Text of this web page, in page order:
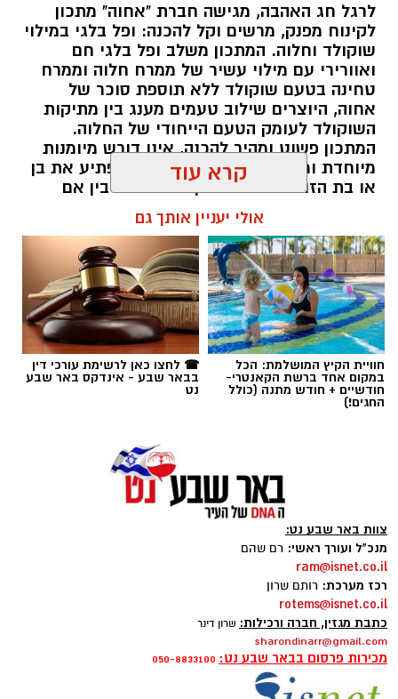
ai
מצרכים (ל-2 מנות)
4 ביצים
½ פלפל אדום, חתוך לקוביות קטנות
½ פלפל צהוב, חתוך לקוביות קטנות
¼ פלפל ירוק, חתוך לקוביות קטנות
½ בצל קטן קצוץ דק (לא חובה)
2 כפות פטרוזיליה קצוצה
2 כפות עירית קצוצה
2 כפות גבינה בולגרית מפוררת (לא חובה)
½ כפית פפריקה מתוקה
קורט כורכום (לצבע)
מלח ופלפל שחור לפי הטעם
מחממים מחבת עם שמן הזית והחמאה.
מטגנים את הבצל במשך כ-2 דקות.
דקות, עד שהן מתרככות אך נשארות מעט
פריכות.
בקערה טורפים את הביצים עם המלח,
הפלפל, הפפריקה והכורכום.
מוסיפים את עשבי התיבול ואת הגבינה (אם
לרגל חג האהבה, מגישה חברת "אחוה" מתכון
לקינוח מפנק, מרשים וקל להכנה: ופל בלגי במילוי
שוקולד וחלוה. המתכון משלב ופל בלגי חם
ואוורירי עם מילוי עשיר של ממרח חלוה וממרח
טחינה בטעם שוקולד ללא תוספת סוכר של
אחוה, היוצרים שילוב טעמים מענג בין מתיקות
השוקולד לעומק הטעם הייחודי של החלוה.
המתכון פשוט ומהיר להכנה, אינו דורש מיומנות
מיוחדת ומתאים לכל מי שמעוניין להפתיע את בן
או בת הזוג במחווה מתוקה ומיוחדת. בין אם
מדובר בארוחת בוקר מפנקת, קינוח לארוחה
רומנטית או פינוק זוגי בסוף היום, הוופל הבלגי
בטעם שוקולד וחלוה יהפוך כל רגע לחגיגה של
אהבה. ט"ו באב שמח!
אלדה נתנאל / 09:09 26.07.26
תגים:ופל בלגי במילוי שוקולד וחלוה
ופל בלגי במילוי שוקולד וחלוה צילום הדס ניצן
קרא עוד
אולי יעניין אותך גם
חוויית הקיץ המושלמת: הכל
במקום אחד ברשת הקאנטרי-
חודשיים + חודש מתנה (כולל
החגים!)
☎ לחצו כאן לרשימת עורכי דין
בבאר שבע - אינדקס באר שבע
נט
צוות באר שבע נט:
מנכ"ל ועורך ראשי: רם שהם
ram@isnet.co.il
רכז מערכת: רותם שרון
rotems@isnet.co.il
כתבת מגזין, חברה ורכילות: שרון דינר
sharondinarr@gmail.com
מכירות פרסום בבאר שבע נט: 050-8833100